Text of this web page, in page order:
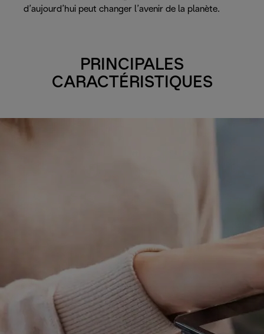
d’aujourd’hui peut changer l’avenir de la planète.
PRINCIPALES
CARACTÉRISTIQUES